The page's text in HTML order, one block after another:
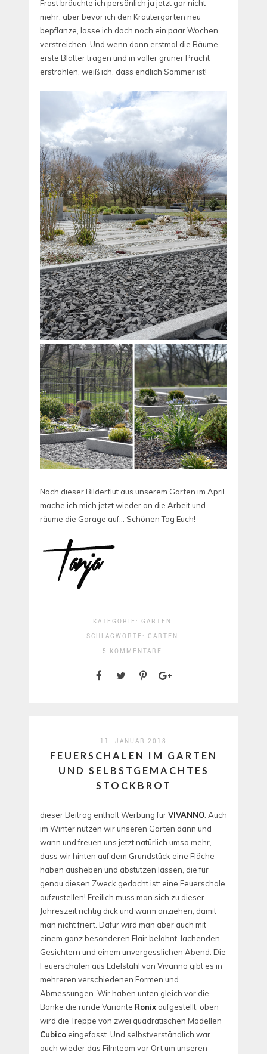
Frost bräuchte ich persönlich ja jetzt gar nicht
mehr, aber bevor ich den Kräutergarten neu
bepflanze, lasse ich doch noch ein paar Wochen
verstreichen. Und wenn dann erstmal die Bäume
erste Blätter tragen und in voller grüner Pracht
erstrahlen, weiß ich, dass endlich Sommer ist!
Nach dieser Bilderflut aus unserem Garten im April
mache ich mich jetzt wieder an die Arbeit und
räume die Garage auf… Schönen Tag Euch!
KATEGORIE: GARTEN
SCHLAGWORTE: GARTEN
5 KOMMENTARE
11. JANUAR 2018
FEUERSCHALEN IM GARTEN
UND SELBSTGEMACHTES
STOCKBROT
dieser Beitrag enthält Werbung fürVIVANNO . Auch
im Winter nutzen wir unseren Garten dann und
wann und freuen uns jetzt natürlich umso mehr,
dass wir hinten auf dem Grundstück eine Fläche
haben ausheben und abstützen lassen, die für
genau diesen Zweck gedacht ist: eine Feuerschale
aufzustellen! Freilich muss man sich zu dieser
Jahreszeit richtig dick und warm anziehen, damit
man nicht friert. Dafür wird man aber auch mit
einem ganz besonderen Flair belohnt, lachenden
Gesichtern und einem unvergesslichen Abend. Die
Feuerschalen aus Edelstahl von Vivanno gibt es in
mehreren verschiedenen Formen und
Abmessungen. Wir haben unten gleich vor die
Bänke die runde Variante Ronix aufgestellt, oben
wird die Treppe von zwei quadratischen Modellen
Cubico eingefasst. Und selbstverständlich war
auch wieder das Filmteam vor Ort um unseren